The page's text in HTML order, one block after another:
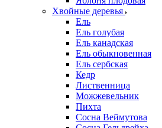
Хвойные деревья
Ель
Ель голубая
Ель канадская
Ель обыкновенная
Ель сербская
Кедр
Лиственница
Можжевельник
Пихта
Сосна Веймутова